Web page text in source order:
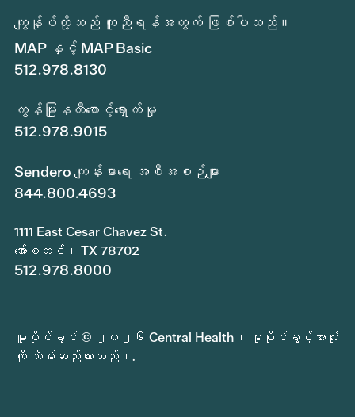
ကျွန်ုပ်တို့သည် ကူညီရန်အတွက် ဖြစ်ပါသည်။
MAP နှင့် MAP Basic
512.978.8130
ကွန်မြူနတီစောင့်ရှောက်မှု
512.978.9015
Sendero ကျန်းမာရေး အစီအစဉ်များ
844.800.4693
1111 East Cesar Chavez St.
အော်စတင်၊ TX 78702
512.978.8000
မူပိုင်ခွင့် © ၂၀၂၆ Central Health။ မူပိုင်ခွင့်အားလုံး
ကို သိမ်းဆည်းထားသည်။.